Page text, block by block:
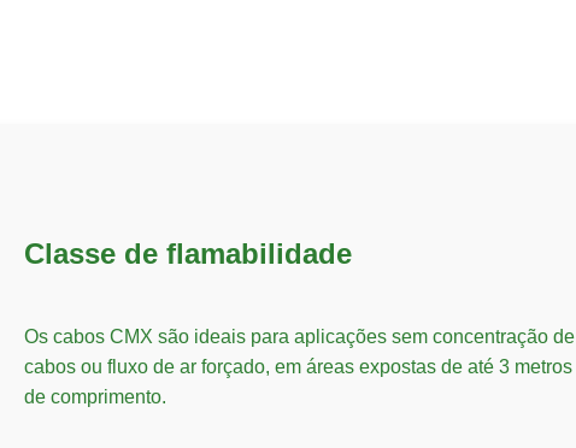
Classe de flamabilidade
Os cabos CMX são ideais para aplicações sem concentração de
cabos ou fluxo de ar forçado, em áreas expostas de até 3 metros
de comprimento.